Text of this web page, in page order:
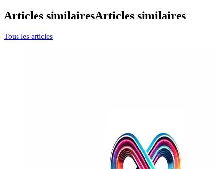
Articles similairesArticles similaires
Tous les articles